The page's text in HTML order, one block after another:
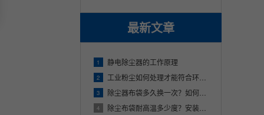
最新文章
1 静电除尘器的工作原理
2 工业粉尘如何处理才能符合环保要求？
3 除尘器布袋多久换一次？如何防止布袋破损？
4 除尘布袋耐高温多少度？安装时有哪些注意事项？